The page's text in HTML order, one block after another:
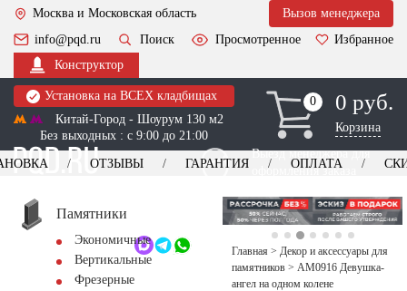
Москва и Московская область
Вызов менеджера
info@pqd.ru
Поиск Просмотренное
Избранное
Конструктор
Установка на ВСЕХ кладбищах
Китай-Город - Шоурум 130 м2
Без выходных : с 9:00 до 21:00
0
0 0 руб.
Корзина
Выезд менеджера для
оформления заказа
+7 (495) 518-44-23
Обратный звонок
ОТЗЫВЫ ГАРАНТИЯ ОПЛАТА
Памятники
Экономичные
Вертикальные
Фрезерные
Главная > Декор и аксессуары для
памятников > AM0916 Девушка-
ангел на одном колене